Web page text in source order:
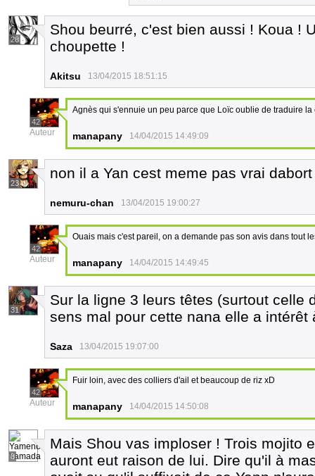
28
Shou beurré, c'est bien aussi ! Koua !
choupette !
Akitsu 13/04/2015 18:51:15
42
Auteur
Agnès qui s'ennuie un peu parce que Loïc oublie de traduire
manapany 14/04/2015 14:49:09
23
non il a Yan cest meme pas vrai
nemuru-chan 13/04/2015 19:00:27
42
Auteur
Ouais mais c'est pareil, on a demande pas son avis dans tout
manapany 14/04/2015 14:49:45
31
Sur la ligne 3 leurs têtes (surtout celle
sens mal pour cette nana elle a intérêt
Saza 13/04/2015 19:07:00
42
Auteur
Fuir loin, avec des colliers d'ail et beaucoup de riz xD
manapany 14/04/2015 14:50:08
8
Mais Shou vas imploser ! Trois mojito
auront eut raison de lui. Dire qu'il à